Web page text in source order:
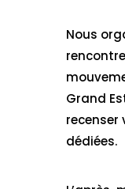
Nous
Grand
recenser
dédiées.